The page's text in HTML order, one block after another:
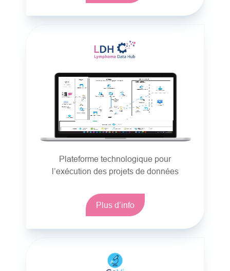
Plateforme technologique pour
l’exécution des projets de données
Plus d’info